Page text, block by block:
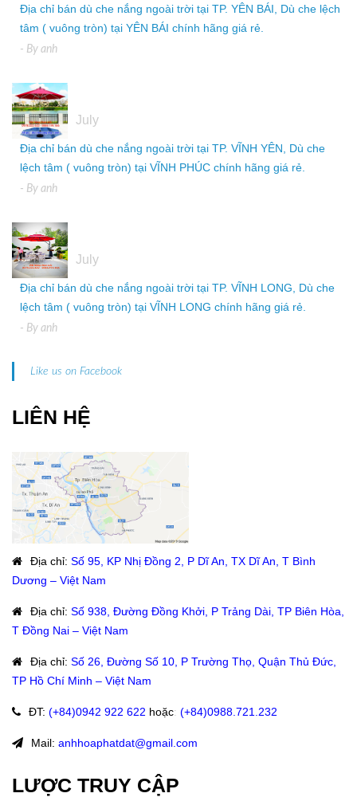
Địa chỉ bán dù che nắng ngoài trời tại TP. YÊN BÁI, Dù che lệch
tâm ( vuông tròn) tại YÊN BÁI chính hãng giá rẻ.
- By anh
July
Địa chỉ bán dù che nắng ngoài trời tại TP. VĨNH YÊN, Dù che
lệch tâm ( vuông tròn) tại VĨNH PHÚC chính hãng giá rẻ.
- By anh
July
Địa chỉ bán dù che nắng ngoài trời tại TP. VĨNH LONG, Dù che
lệch tâm ( vuông tròn) tại VĨNH LONG chính hãng giá rẻ.
- By anh
Like us on Facebook
LIÊN HỆ
Địa chỉ: Số 95, KP Nhị Đồng 2, P Dĩ An, TX Dĩ An, T Bình
Dương – Việt Nam
Địa chỉ: Số 938, Đường Đồng Khởi, P Trảng Dài, TP Biên Hòa,
T Đồng Nai – Việt Nam
Địa chỉ: Số 26, Đường Số 10, P Trường Thọ, Quận Thủ Đức,
TP Hồ Chí Minh – Việt Nam
ĐT: (+84)0942 922 622 hoặc: (+84)0988.721.232
Mail: anhhoaphatdat@gmail.com
LƯỢC TRUY CẬP